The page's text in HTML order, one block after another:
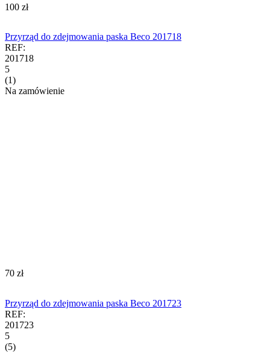
‍100‍ zł
Przyrząd do zdejmowania paska Beco 201718
REF:
201718
5
(1)
Na zamówienie
‍70‍ zł
Przyrząd do zdejmowania paska Beco 201723
REF:
201723
5
(5)